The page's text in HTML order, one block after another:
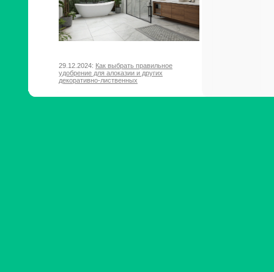
29.12.2024: Как выбрать правильное
удобрение для алоказии и других
декоративно-лиственных